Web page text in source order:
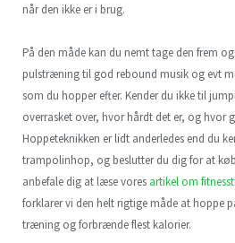
når den ikke er i brug.
På den måde kan du nemt tage den frem
pulstræning til god rebound musik og evt
som du hopper efter. Kender du ikke til
overrasket over, hvor hårdt det er, og hvor
Hoppeteknikken er lidt anderledes end du
trampolinhop, og beslutter du dig for at
anbefale dig at læse vores artikel om
forklarer vi den helt rigtige måde at hoppe
træning og forbrænde flest kalorier.